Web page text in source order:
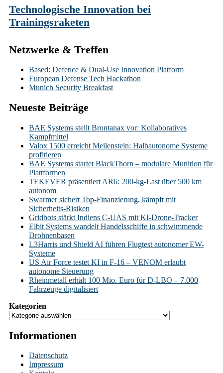
Technologische Innovation bei
Trainingsraketen
Netzwerke & Treffen
Based: Defence & Dual-Use Innovation Platform
European Defense Tech Hackathon
Munich Security Breakfast
Neueste Beiträge
BAE Systems stellt Brontanax vor: Kollaboratives
Kampfmittel
Valox 1500 erreicht Meilenstein: Halbautonome Systeme
profitieren
BAE Systems startet BlackThorn – modulare Munition für
Plattformen
TEKEVER präsentiert AR6: 200-kg-Last über 500 km
autonom
Swarmer sichert Top-Finanzierung, kämpft mit
Sicherheits-Risiken
Gridbots stärkt Indiens C-UAS mit KI-Drone-Tracker
Elbit Systems wandelt Handelsschiffe in schwimmende
Drohnenbasen
L3Harris und Shield AI führen Flugtest autonomer EW-
Systeme
US Air Force testet KI in F-16 – VENOM erlaubt
autonome Steuerung
Rheinmetall erhält 100 Mio. Euro für D-LBO – 7.000
Fahrzeuge digitalisiert
Kategorien
Informationen
Datenschutz
Impressum